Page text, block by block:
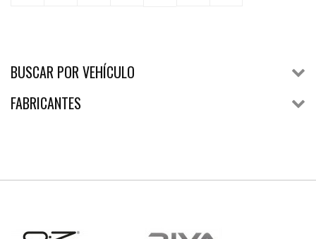
BUSCAR POR VEHÍCULO
FABRICANTES